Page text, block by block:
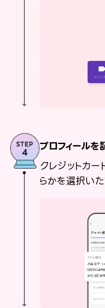
プロフィール
クレジットカー
らかを選択いた